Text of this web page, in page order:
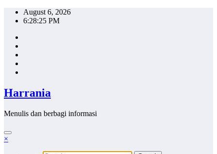
Skip
August 6, 2026
6:28:26 PM
Harrania
Menulis dan berbagi informasi
×